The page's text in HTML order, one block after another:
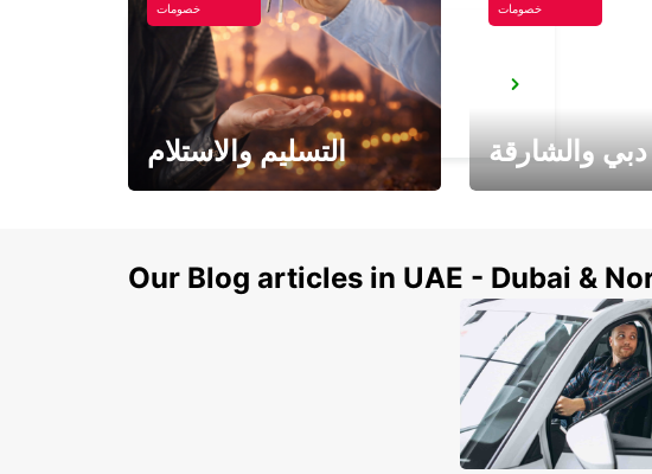
LIVERPOOL CITY
LIVERPOOL - UNITED KINGDOM
خصومات
التسليم والاستلام
خصومات
والشارقة
Our Blog articles in UAE - Dubai &